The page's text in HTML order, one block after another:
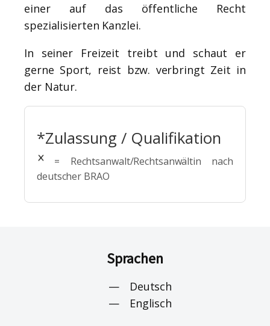
einer auf das öffentliche Recht
spezialisierten Kanzlei.
In seiner Freizeit treibt und schaut er
gerne Sport, reist bzw. verbringt Zeit in
der Natur.
*Zulassung / Qualifikation
= Rechtsanwalt/Rechtsanwältin nach
deutscher BRAO
Sprachen
Deutsch
Englisch